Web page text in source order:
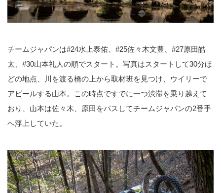
チームジャパンは#24水上泰佑、#25佐々木文豊、#27原田皓
太、#30山本礼人の順でスタート。写真はスタートして30分ほ
どの地点、川を渡る橋の上から取材班を見つけ、ウイリーで
アピールする山本。この時点ですでに一つ渋滞を乗り越えて
おり、山本は佐々木、原田をパスしてチームジャパンの2番手
へ浮上していた。